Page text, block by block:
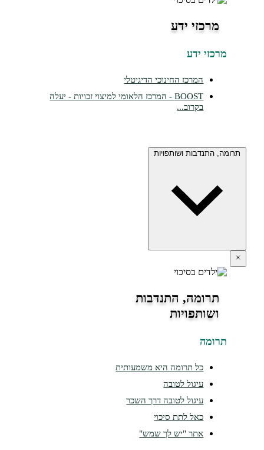
מרכזי ידע
המרכז החינוכי הדיגיטלי
BOOST - המרכז הלאומי למיצוי זכויות - יעלה
התנדבות ושותפויות
תרומה, התנדבות
ושותפויות
כל תרומה היא משמעותית
עיגול לטובה
עיגול לטובה דרך השכר
כאל לתת סיכוי
אתר "יש לך שמש"